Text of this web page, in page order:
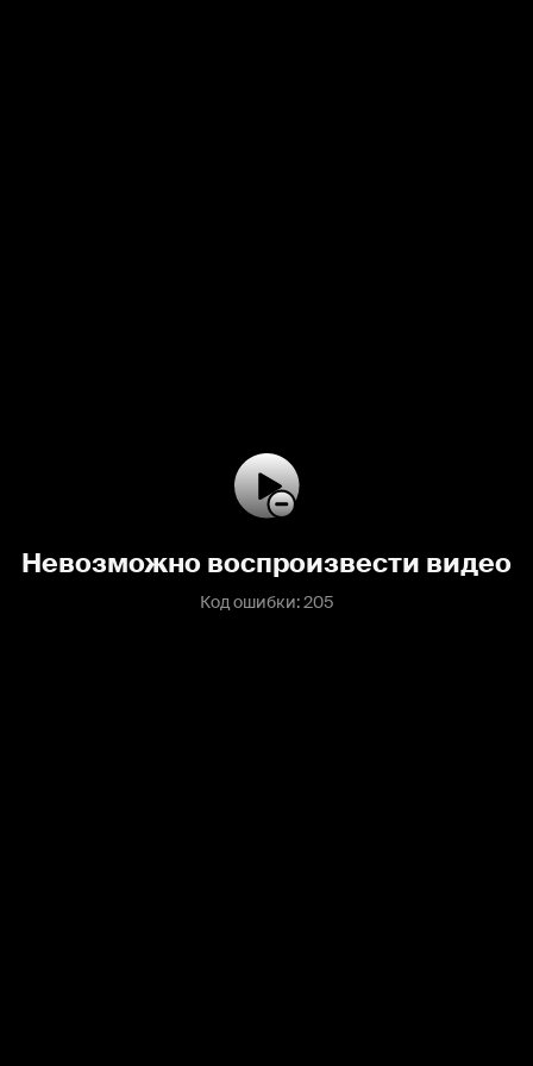
Невозможно воспроизвести видео
Код ошибки: 205